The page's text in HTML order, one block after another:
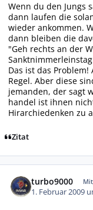
Wenn du den Jungs
dann laufen die
wieder ankommen.
dann bleiben die
"Geh rechts an der
Das ist das
Regel. Aber diese
jemanden, der sagt
handel ist ihnen
Hirarchiedenken zu
Zitat
turbo9000
1. Februar 2009